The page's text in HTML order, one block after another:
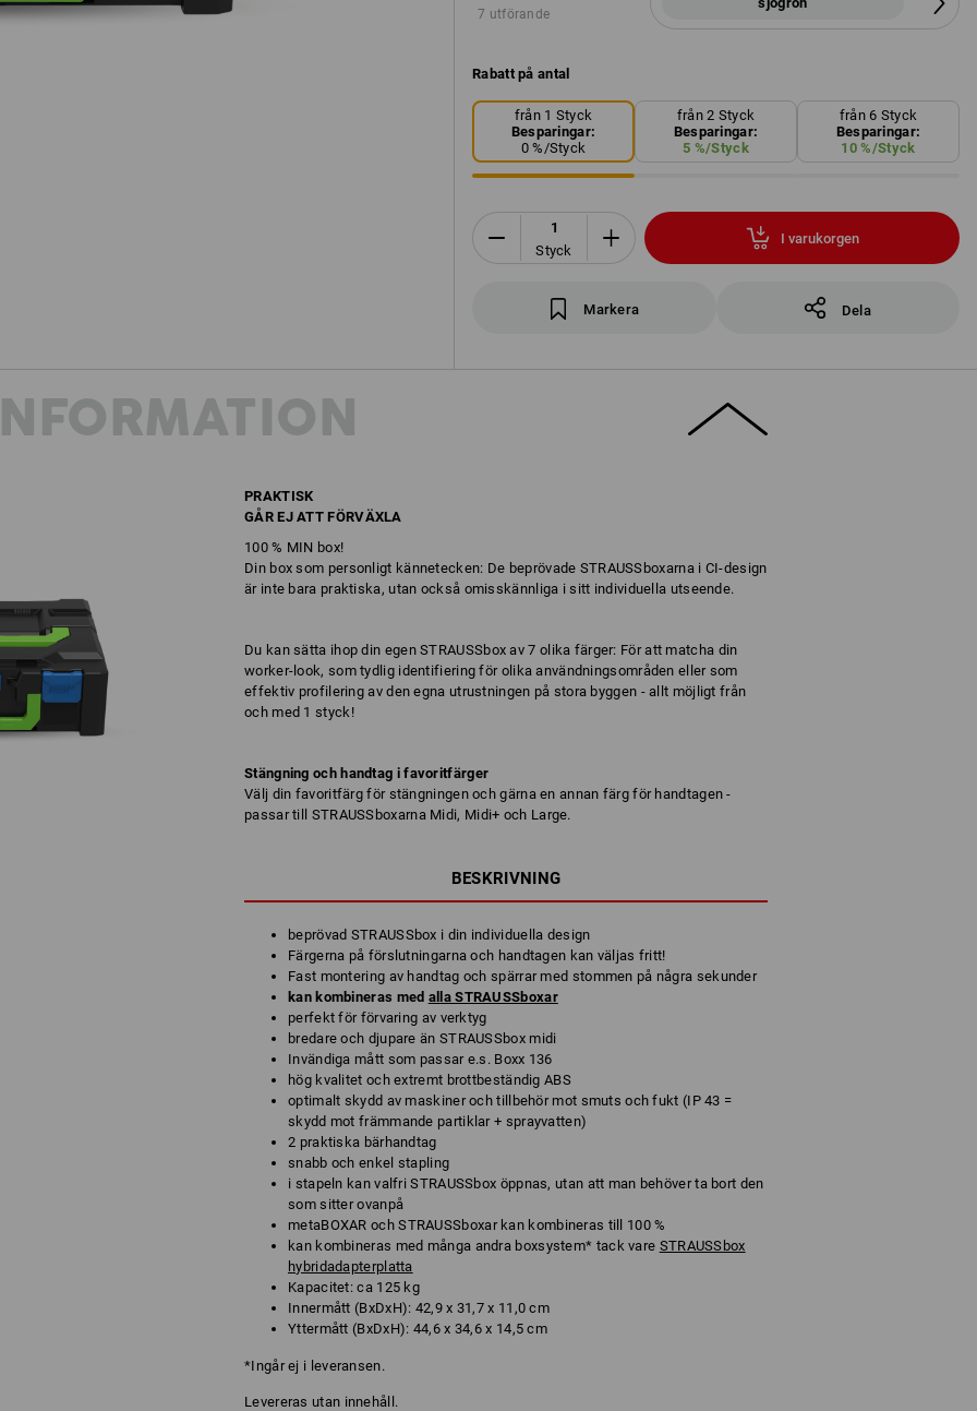
7 utförande
Rabatt på antal
från 1 Styck
Besparingar:
0%/Styck
från 2 Styck
Besparingar:
5 %/Styck
från 6 Styck
Besparingar:
10 %/Styck
Styck
I varukorgen
Markera Dela
PRAKTISK
GÅR EJ ATT FÖRVÄXLA
100 % MIN box!
Din box som personligt kännetecken: De beprövade STRAUSSboxarna i CI-design
är inte bara praktiska, utan också omisskännliga i sitt individuella utseende.
Du kan sätta ihop din egen STRAUSSbox av 7 olika färger: För att matcha din
worker-look, som tydlig identifiering för olika användningsområden eller som
effektiv profilering av den egna utrustningen på stora byggen - allt möjligt från
och med 1 styck!
Stängning och handtag i favoritfärger
Välj din favoritfärg för stängningen och gärna en annan färg för handtagen -
passar till STRAUSSboxarna Midi, Midi+ och Large.
BESKRIVNING
beprövad STRAUSSbox i din individuella design
Färgerna på förslutningarna och handtagen kan väljas fritt!
Fast montering av handtag och spärrar med stommen på några sekunder
kan kombineras med alla STRAUSSboxar
perfekt för förvaring av verktyg
bredare och djupare än STRAUSSbox midi
Invändiga mått som passar e.s. Boxx 136
hög kvalitet och extremt brottbeständig ABS
optimalt skydd av maskiner och tillbehör mot smuts och fukt (IP 43 =
skydd mot främmande partiklar + sprayvatten)
2 praktiska bärhandtag
snabb och enkel stapling
i stapeln kan valfri STRAUSSbox öppnas, utan att man behöver ta bort den
som sitter ovanpå
metaBOXAR och STRAUSSboxar kan kombineras till 100 %
kan kombineras med många andra boxsystem* tack vare STRAUSSbox
hybridadapterplatta
Kapacitet: ca 125 kg
Innermått (BxDxH): 42,9 x 31,7 x 11,0 cm
Yttermått (BxDxH): 44,6 x 34,6 x 14,5 cm
*Ingår ej i leveransen.
Levereras utan innehåll.